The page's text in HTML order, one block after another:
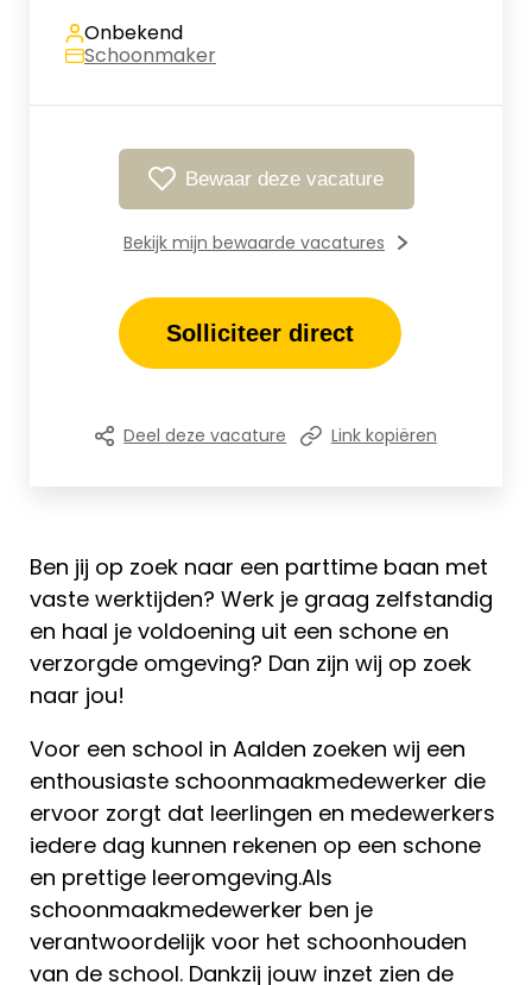
Ben jij op zoek naar een parttime baan met
vaste werktijden? Werk je graag zelfstandig
en haal je voldoening uit een schone en
verzorgde omgeving? Dan zijn wij op zoek
naar jou!
Voor een school in Aalden zoeken wij een
enthousiaste schoonmaakmedewerker die
ervoor zorgt dat leerlingen en medewerkers
iedere dag kunnen rekenen op een schone
en prettige leeromgeving.Als
schoonmaakmedewerker ben je
verantwoordelijk voor het schoonhouden
van de school. Dankzij jouw inzet zien de
Onbekend
Schoonmaker
Bewaar deze vacature
Bekijk mijn bewaarde vacatures
Solliciteer direct
Deel deze vacature Link kopiëren